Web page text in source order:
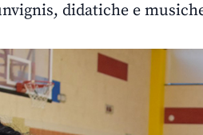
didatiche e